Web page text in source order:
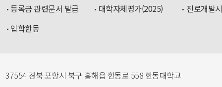
등록금 관련문서 발급
대학자체평가(2025)
진로개발
입학한동
37554 경북 포항시 북구 흥해읍 한동로 558 한동대학교